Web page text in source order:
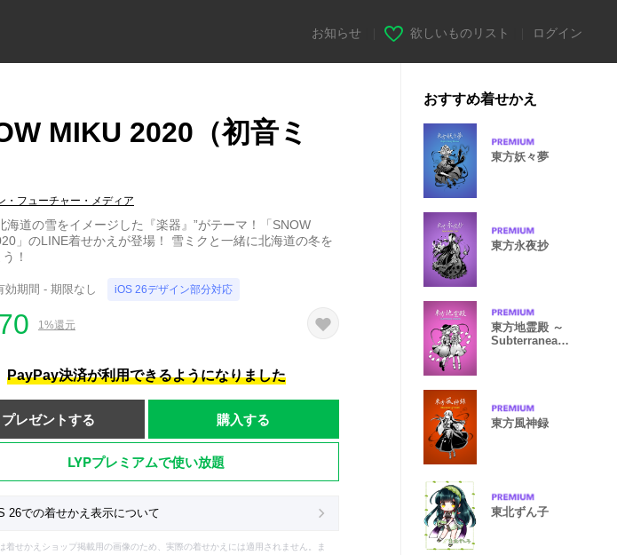
お知らせ 欲しいものリスト ログイン
MIKU 2020（初音ミ
・フューチャー・メディア
海道の雪をイメージした『楽器』”がテーマ！「SNOW
」のLINE着せかえが登場！ 雪ミクと一緒に北海道の冬を
！
効期間 - 期限なし iOS 26デザイン部分対応
1%還元
PayPay決済が利用できるようになりました
プレゼントする 購入する
LYPプレミアムで使い放題
26での着せかえ表示について
着せかえショップ掲載用の画像のため、実際の着せかえには適用されません。ま
おすすめ着せかえ
東方妖々夢
東方永夜抄
東方地霊殿 ～
Subterranean
東方風神録
東北ずん子